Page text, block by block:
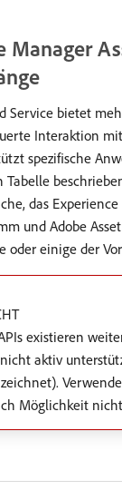
Manager
Service bietet
Interaktion
spezifische
das
und Adobe
oder einige der
existieren
aktiv
Möglichkeit